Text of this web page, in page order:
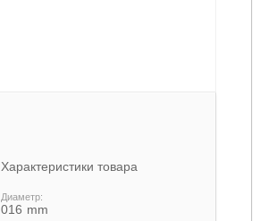
Характеристики товара
Диаметр:
016